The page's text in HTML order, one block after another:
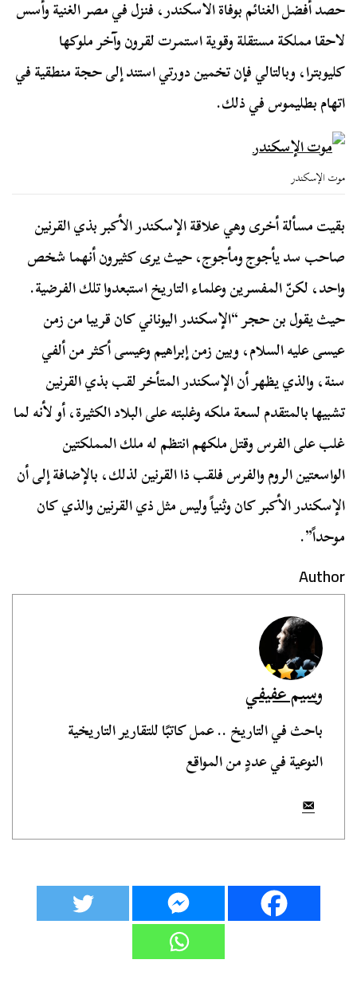
حصد أفضل الغنائم بوفاة الاسكندر، فنزل في مصر الغنية وأسس
لاحقا مملكة مستقلة وقوية استمرت لقرون وآخر ملوكها
كليوبترا، وبالتالي فإن تخمين دورتي استند إلى حجة منطقية في
اتهام بطليموس في ذلك.
موت الإسكندر
بقيت مسألة أخرى وهي علاقة الإسكندر الأكبر بذي القرنين
صاحب سد يأجوج ومأجوج، حيث يرى كثيرون أنهما شخص
واحد، لكنّ المفسرين وعلماء التاريخ استبعدوا تلك الفرضية.
حيث يقول بن حجر “الإسكندر اليوناني كان قريبا من زمن
عيسى عليه السلام، وبين زمن إبراهيم وعيسى أكثر من ألفي
سنة، والذي يظهر أن الإسكندر المتأخر لقب بذي القرنين
تشبيها بالمتقدم لسعة ملكه وغلبته على البلاد الكثيرة، أو لأنه لما
غلب على الفرس وقتل ملكهم انتظم له ملك المملكتين
الواسعتين الروم والفرس فلقب ذا القرنين لذلك، بالإضافة إلى أن
الإسكندر الأكبر كان وثنياً وليس مثل ذي القرنين والذي كان
موحداً”.
Author
وسيم عفيفي
باحث في التاريخ .. عمل كاتبًا للتقارير التاريخية
النوعية في عددٍ من المواقع